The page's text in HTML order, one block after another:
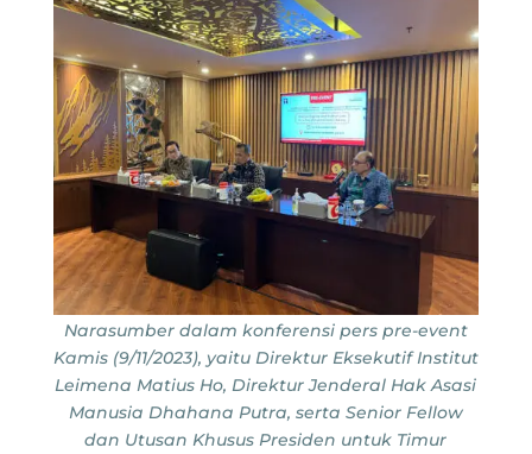
Narasumber dalam konferensi pers pre-event
Kamis (9/11/2023), yaitu Direktur Eksekutif Institut
Leimena Matius Ho, Direktur Jenderal Hak Asasi
Manusia Dhahana Putra, serta Senior Fellow
dan Utusan Khusus Presiden untuk Timur